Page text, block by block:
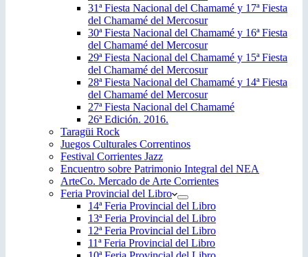
31ª Fiesta Nacional del Chamamé y 17ª Fiesta
del Chamamé del Mercosur
30ª Fiesta Nacional del Chamamé y 16ª Fiesta
del Chamamé del Mercosur
29ª Fiesta Nacional del Chamamé y 15ª Fiesta
del Chamamé del Mercosur
28ª Fiesta Nacional del Chamamé y 14ª Fiesta
del Chamamé del Mercosur
27ª Fiesta Nacional del Chamamé
26ª Edición. 2016.
Taragüi Rock
Juegos Culturales Correntinos
Festival Corrientes Jazz
Encuentro sobre Patrimonio Integral del NEA
ArteCo. Mercado de Arte Corrientes
Feria Provincial del Libro
14ª Feria Provincial del Libro
13ª Feria Provincial del Libro
12ª Feria Provincial del Libro
11ª Feria Provincial del Libro